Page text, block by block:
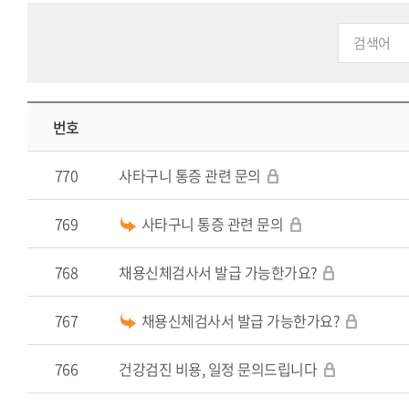
번호
770 사타구니 통증 관련 문의
769 사타구니 통증 관련 문의
768 채용신체검사서 발급 가능한가요?
767 채용신체검사서 발급 가능한가요?
766 건강검진 비용, 일정 문의드립니다